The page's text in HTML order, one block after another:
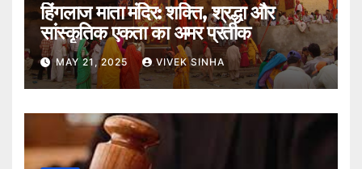
हिंगलाज माता मंदिर: शक्ति, श्रद्धा और
सांस्कृतिक एकता का अमर प्रतीक
MAY 21, 2025 VIVEK SINHA